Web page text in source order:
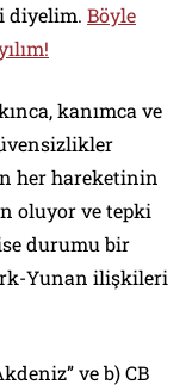
diyelim. Böyle
kanımca ve
her hareketinin
oluyor ve tepki
durumu bir
Yunan ilişkileri
ve b) CB